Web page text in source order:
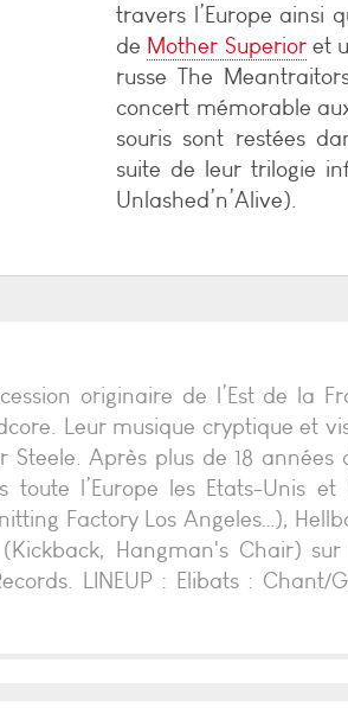
travers l’Europe ainsi
de Mother Superioret
russe The
concert mémorable
souris sont restées
suite de leur trilogie
Unlashed’n’Alive).
originaire de l’Est de la
Leur musique cryptique et
Après plus de 18 années
l’Europe les Etats-Unis
Factory Los Angeles…),
Hangman's Chair)
LINEUP : Elibats :